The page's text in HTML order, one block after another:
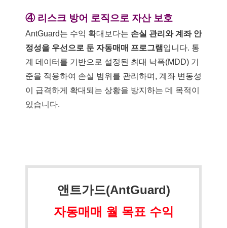
④ 리스크 방어 로직으로 자산 보호
AntGuard는 수익 확대보다는 손실 관리와 계좌 안
정성을 우선으로 둔 자동매매 프로그램 입니다. 통
계 데이터를 기반으로 설정된 최대 낙폭(MDD) 기
준을 적용하여 손실 범위를 관리하며, 계좌 변동성
이 급격하게 확대되는 상황을 방지하는 데 목적이
있습니다.
앤트가드(AntGuard)
자동매매 월 목표 수익